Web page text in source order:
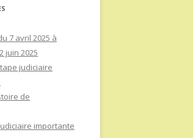
7 avril 2025 à
juin 2025
judiciaire
de
importante